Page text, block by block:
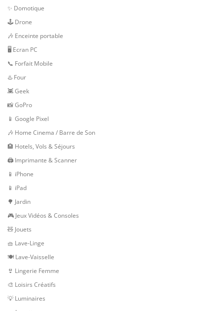
✨ Domotique
🕹 Drone
🎶 Enceinte portable
🖥️ Ecran PC
📞 Forfait Mobile
♨️ Four
👾 Geek
📸 GoPro
📱 Google Pixel
🎶 Home Cinema / Barre de Son
🏨 Hotels, Vols & Séjours
🖨 Imprimante & Scanner
📱 iPhone
📱 iPad
🌳 Jardin
🎮 Jeux Vidéos & Consoles
🧸 Jouets
🧺 Lave-Linge
🍽 Lave-Vaisselle
👙 Lingerie Femme
🎨 Loisirs Créatifs
💡 Luminaires